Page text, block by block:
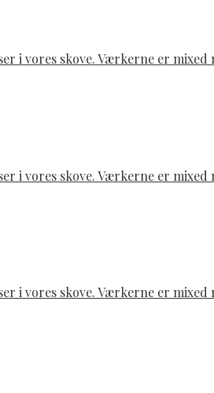
vores skove. Værkerne er mixed
vores skove. Værkerne er mixed
vores skove. Værkerne er mixed